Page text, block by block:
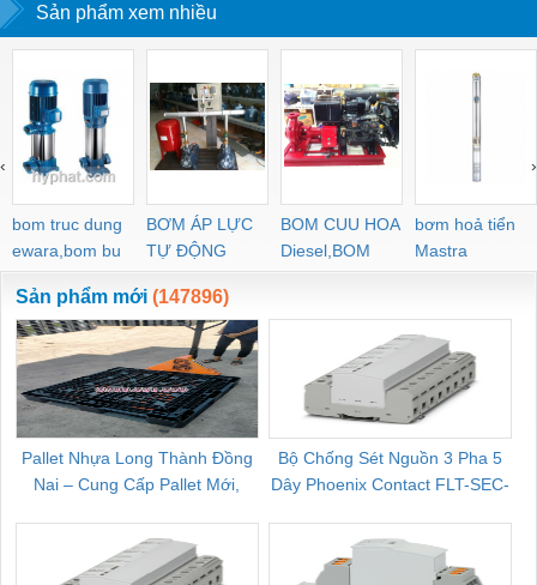
Sản phẩm xem nhiều
bom truc dung
ewara,bom bu
ewara
BƠM ÁP LỰC
TỰ ĐỘNG
BOM CUU HOA
Diesel,BOM
CHUA CHAY
bơm hoả tiển
Mastra
‹ ›
Sản phẩm mới (147896)
Pallet Nhựa Long Thành Đồng
Nai – Cung Cấp Pallet Mới,
Bộ Chống Sét Nguồn 3 Pha 5
Dây Phoenix Contact FLT-SEC-